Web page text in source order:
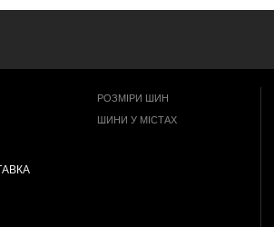
РОЗМІРИ ШИН
ШИНИ У МІСТАХ